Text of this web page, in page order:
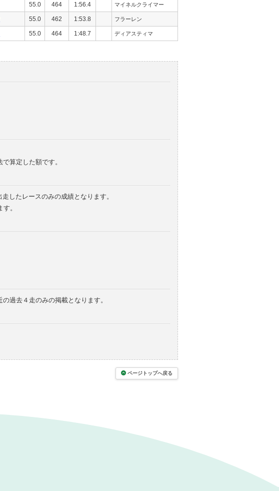
55.0 464 1:56.4 マイネルクライマー
55.0 462 1:53.8 フラーレン
55.0 464 1:48.7 ディアスティマ
算定した額です。
したレースのみの成績となります。
。
過去４走のみの掲載となります。
ページトップへ戻る